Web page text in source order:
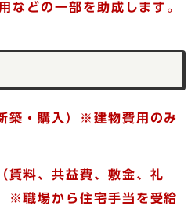
などの一部を助成します。
築・購入）※建物費用のみ
賃料、共益費、 敷金、礼
※職場から住宅手当を受給